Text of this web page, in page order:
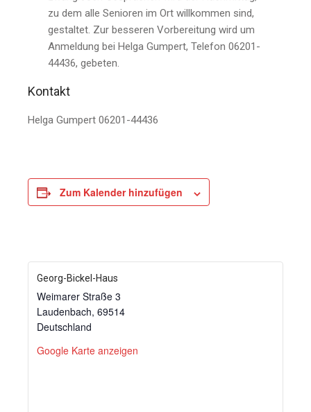
zu dem alle Senioren im Ort willkommen sind,
gestaltet. Zur besseren Vorbereitung wird um
Anmeldung bei Helga Gumpert, Telefon 06201-
44436, gebeten.
Kontakt
Helga Gumpert 06201-44436
Zum Kalender hinzufügen
Georg-Bickel-Haus
Weimarer Straße 3
Laudenbach, 69514
Deutschland
Google Karte anzeigen